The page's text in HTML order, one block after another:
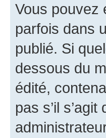
Vous pouvez
parfois dans
publié. Si
dessous du
édité,
pas s’il